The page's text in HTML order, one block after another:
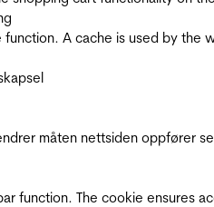
A cache is used by
måten nettsiden oppfører
function. The cookie ensures